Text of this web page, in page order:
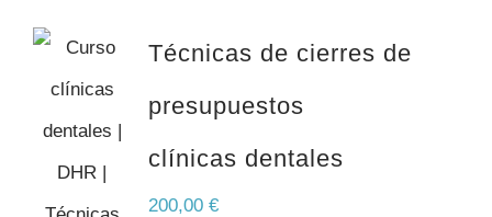
Técnicas de cierres de
presupuestos
clínicas dentales
200,00 €